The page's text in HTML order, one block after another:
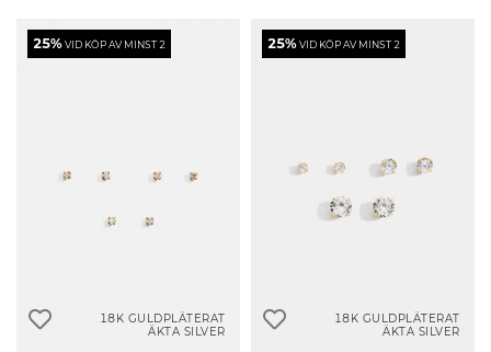
25%VID KÖP AV MINST 2
18K GULDPLÄTERAT
ÄKTA SILVER
25%VID KÖP AV MINST 2
18K GULDPLÄTERAT
ÄKTA SILVER